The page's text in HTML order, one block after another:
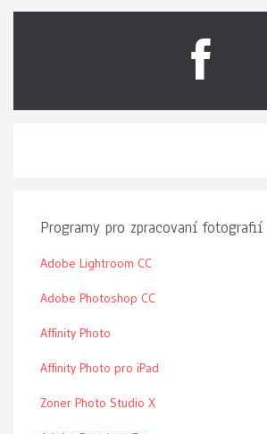
Programy pro zpracovaní fotografií
Adobe Lightroom CC
Adobe Photoshop CC
Affinity Photo
Affinity Photo pro iPad
Zoner Photo Studio X